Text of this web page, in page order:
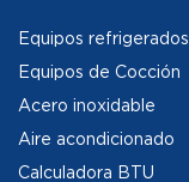
Equipos refrigerados
Equipos de Cocción
Acero inoxidable
Aire acondicionado
Calculadora BTU